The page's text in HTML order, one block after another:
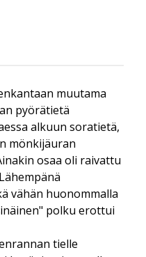
muutama
pyörätietä
alkuun soratietä,
mönkijäuran
osaa oli raivattu
vähän huonommalla
polku erottui
tielle